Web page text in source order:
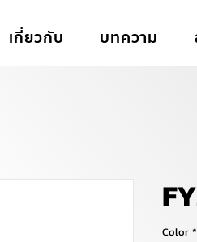
เกี่ยวกับ บทความ
Color *